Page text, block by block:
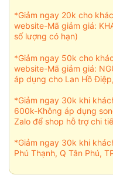
*Giảm ngay 20k cho
website-Mã giảm giá:
số lượng có hạn)
*Giảm ngay 50k cho
website-Mã giảm giá:
áp dụng cho Lan Hồ
*Giảm ngay 30k khi
600k-Không áp dụng
Zalo để shop hỗ trợ chi
*Giảm ngay 30k khi
Phú Thạnh, Q Tân Phú,